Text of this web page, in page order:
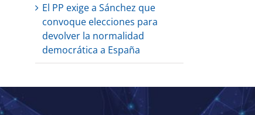
El PP exige a Sánchez que
convoque elecciones para
devolver la normalidad
democrática a España